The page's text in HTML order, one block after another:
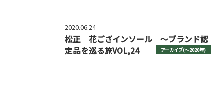
2020.06.24
松正 花ござインソール ～ブランド認
定品を巡る旅VOL,24
アーカイブ(〜2020年)